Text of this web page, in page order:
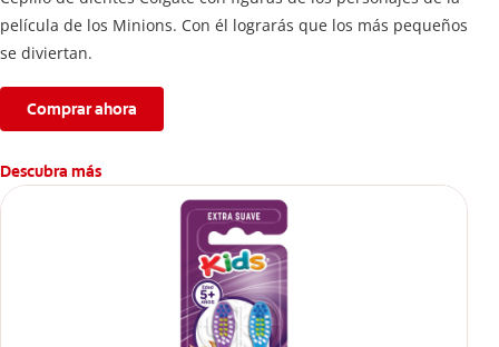
película de los Minions. Con él lograrás que los más pequeños
se diviertan.
Comprar ahora
Descubra más